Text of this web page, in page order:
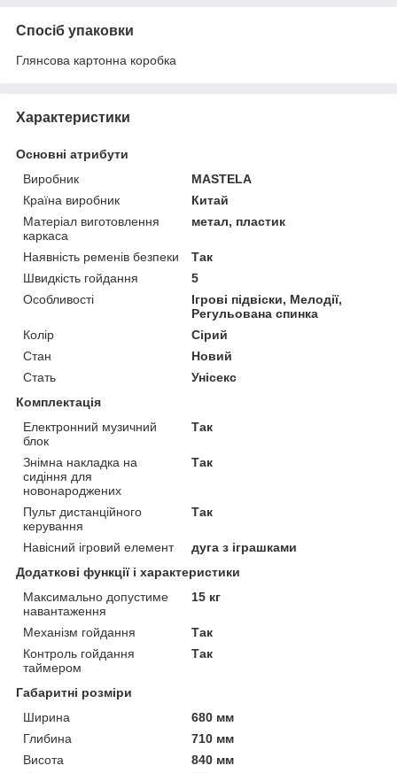
Спосіб упаковки
Глянсова картонна коробка
Характеристики
Основні атрибути
Виробник
MASTELA
Країна виробник
Китай
Матеріал виготовлення
каркаса
метал, пластик
Наявність ременів безпеки
Так
Швидкість гойдання
5
Особливості
Ігрові підвіски, Мелодії,
Регульована спинка
Колір
Сірий
Стан
Новий
Стать
Унісекс
Комплектація
Електронний музичний
блок
Так
Знімна накладка на
сидіння для
новонароджених
Так
Пульт дистанційного
керування
Так
Навісний ігровий елемент
дуга з іграшками
Додаткові функції і характеристики
Максимально допустиме
навантаження
15 кг
Механізм гойдання
Так
Контроль гойдання
таймером
Так
Габаритні розміри
Ширина
680 мм
Глибина
710 мм
Висота
840 мм